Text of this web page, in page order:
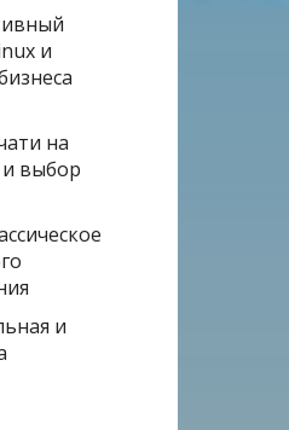
и
на
и выбор
и